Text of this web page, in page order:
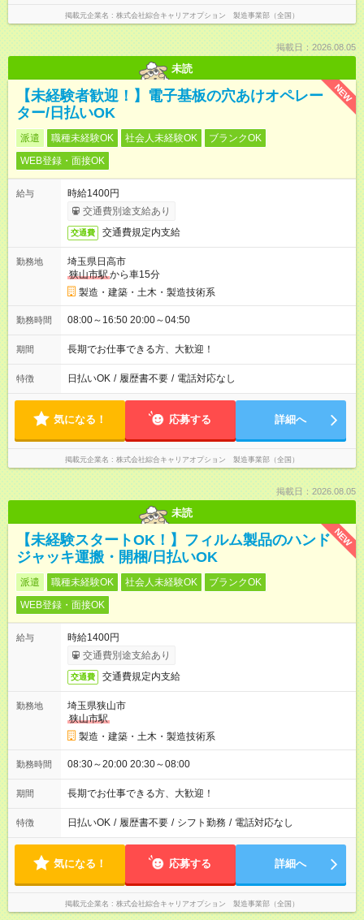
掲載元企業名 株式会社綜合キャリアオプション 製造事業部（全国）
掲載日：2026.08.05
未読
NEW
【未経験者歓迎！】電子基板の穴あけオペレー
ター/日払いOK
派遣 職種未経験OK 社会人未経験OK
ブランクOK
WEB登録・面接OK
給与
時給1400円
交通費別途支給あり
交通費 交通費規定内支給
勤務地
埼玉県日高市
狭山市駅から車15分
製造・建築・土木・製造技術系
勤務時間 08:00～16:50 20:00～04:50
期間 長期でお仕事できる方、大歓迎！
特徴 日払いOK / 履歴書不要 / 電話対応なし
気になる！ 応募する 詳細へ
掲載元企業名 株式会社綜合キャリアオプション 製造事業部（全国）
掲載日：2026.08.05
未読
NEW
【未経験スタートOK！】フィルム製品のハンド
ジャッキ運搬・開梱/日払いOK
派遣 職種未経験OK 社会人未経験OK
ブランクOK
WEB登録・面接OK
給与
時給1400円
交通費別途支給あり
交通費 交通費規定内支給
勤務地
埼玉県狭山市
狭山市駅
製造・建築・土木・製造技術系
勤務時間 08:30～20:00 20:30～08:00
期間 長期でお仕事できる方、大歓迎！
特徴 日払いOK / 履歴書不要 / シフト勤務 / 電話対応なし
気になる！ 応募する 詳細へ
掲載元企業名 株式会社綜合キャリアオプション 製造事業部（全国）